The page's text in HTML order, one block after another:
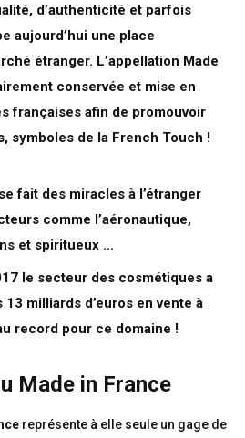
d’authenticité et parfois
aujourd’hui une place
étranger. L’appellation Made
conservée et mise en
françaises afin de promouvoir
symboles de la French Touch !
fait des miracles à l’étranger
comme l’aéronautique,
et spiritueux …
le secteur des cosmétiques a
milliards d’euros en vente à
record pour ce domaine !
Made in France
représente à elle seule un gage de